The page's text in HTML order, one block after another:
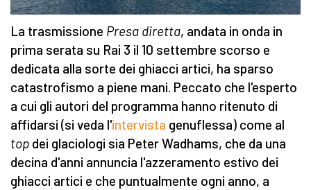
La trasmissione Presa diretta, andata in onda in
prima serata su Rai 3 il 10 settembre scorso e
dedicata alla sorte dei ghiacci artici, ha sparso
catastrofismo a piene mani. Peccato che l'esperto
a cui gli autori del programma hanno ritenuto di
affidarsi (si veda l'intervista genuflessa) come al
top dei glaciologi sia Peter Wadhams, che da una
decina d'anni annuncia l'azzeramento estivo dei
ghiacci artici e che puntualmente ogni anno, a